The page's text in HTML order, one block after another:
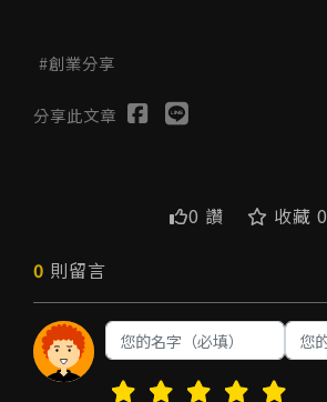
創業分享
分享此文章
0 讚 收藏 0
0 則留言